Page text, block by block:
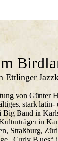
Ettlinger
von Günter
stark
Band in
in
Straßburg,
„Curly